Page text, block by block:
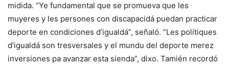
midida. “Ye fundamental que se promueva que les
muyeres y les persones con discapacidá puedan practicar
deporte en condiciones d’igualdá”, señaló. “Les polítiques
d’igualdá son tresversales y el mundu del deporte merez
inversiones pa avanzar esta sienda”, dixo. Tamién recordó